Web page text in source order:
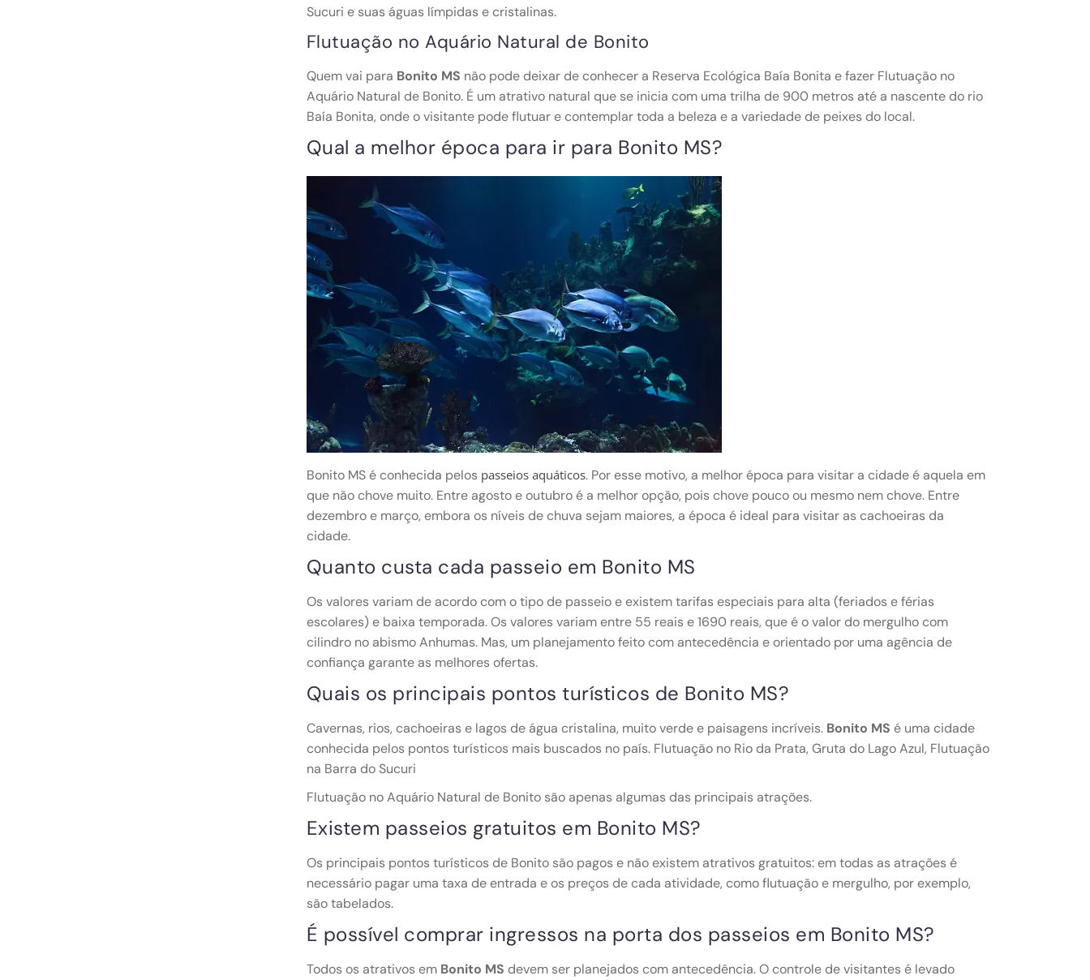
Sucuri e suas águas límpidas e cristalinas.
Flutuação no Aquário Natural de Bonito
Quem vai para Bonito MS não pode deixar de conhecer a Reserva Ecológica Baía Bonita e fazer Flutuação no
Aquário Natural de Bonito. É um atrativo natural que se inicia com uma trilha de 900 metros até a nascente do rio
Baía Bonita, onde o visitante pode flutuar e contemplar toda a beleza e a variedade de peixes do local.
Qual a melhor época para ir para Bonito MS?
Bonito MS é conhecida pelos passeios aquáticos. Por esse motivo, a melhor época para visitar a cidade é aquela em
que não chove muito. Entre agosto e outubro é a melhor opção, pois chove pouco ou mesmo nem chove. Entre
dezembro e março, embora os níveis de chuva sejam maiores, a época é ideal para visitar as cachoeiras da
cidade.
Quanto custa cada passeio em Bonito MS
Os valores variam de acordo com o tipo de passeio e existem tarifas especiais para alta (feriados e férias
escolares) e baixa temporada. Os valores variam entre 55 reais e 1690 reais, que é o valor do mergulho com
cilindro no abismo Anhumas. Mas, um planejamento feito com antecedência e orientado por uma agência de
confiança garante as melhores ofertas.
Quais os principais pontos turísticos de Bonito MS?
Cavernas, rios, cachoeiras e lagos de água cristalina, muito verde e paisagens incríveis. Bonito MS é uma cidade
conhecida pelos pontos turísticos mais buscados no país. Flutuação no Rio da Prata, Gruta do Lago Azul, Flutuação
na Barra do Sucuri
Flutuação no Aquário Natural de Bonito são apenas algumas das principais atrações.
Existem passeios gratuitos em Bonito MS?
Os principais pontos turísticos de Bonito são pagos e não existem atrativos gratuitos: em todas as atrações é
necessário pagar uma taxa de entrada e os preços de cada atividade, como flutuação e mergulho, por exemplo,
são tabelados.
É possível comprar ingressos na porta dos passeios em Bonito MS?
Todos os atrativos em Bonito MS devem ser planejados com antecedência. O controle de visitantes é levado